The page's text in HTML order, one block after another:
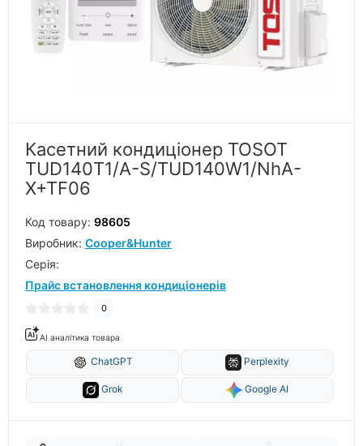
Касетний кондиціонер TOSOT
TUD140T1/A-S/TUD140W1/NhA-
X+TF06
Код товару: 98605
Виробник: Cooper&Hunter
Серiя:
Прайс встановлення кондиціонерів
0
AI аналітика товара
ChatGPT Perplexity
Grok Google AI